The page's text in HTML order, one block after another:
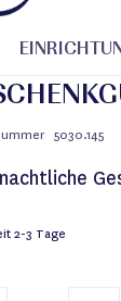
5030.145
2-3 Tage